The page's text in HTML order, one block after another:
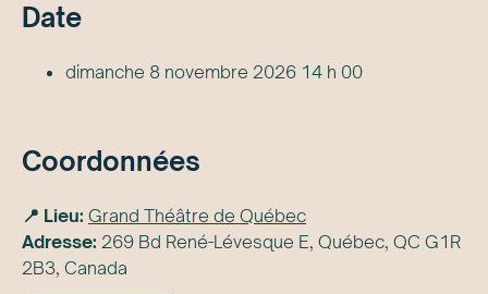
Date
dimanche 8 novembre 2026 14 h 00
Coordonnées
📍 Lieu: Grand Théâtre de Québec
Adresse: 269 Bd René-Lévesque E, Québec, QC G1R
2B3, Canada